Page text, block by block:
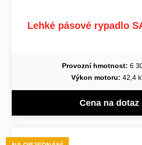
Lehké pásové rypadlo
Provozní hmotnost: 6
Výkon motoru: 42,4
Cena na dotaz